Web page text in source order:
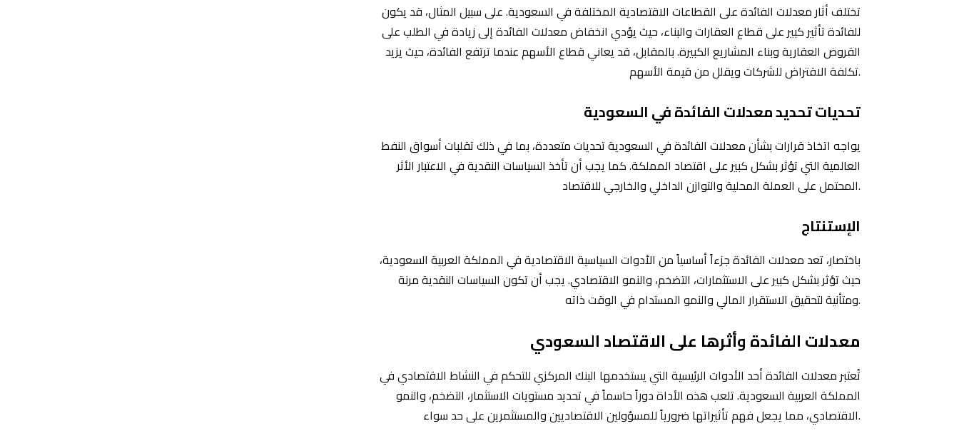
تختلف أثار معدلات الفائدة على القطاعات الاقتصادية المختلفة في السعودية. على سبيل المثال، قد يكون
للفائدة تأثير كبير على قطاع العقارات والبناء، حيث يؤدي انخفاض معدلات الفائدة إلى زيادة في الطلب على
القروض العقارية وبناء المشاريع الكبيرة. بالمقابل، قد يعاني قطاع الأسهم عندما ترتفع الفائدة، حيث يزيد
تكلفة الاقتراض للشركات ويقلل من قيمة الأسهم.
تحديات تحديد معدلات الفائدة في السعودية
يواجه اتخاذ قرارات بشأن معدلات الفائدة في السعودية تحديات متعددة، بما في ذلك تقلبات أسواق النفط
العالمية التي تؤثر بشكل كبير على اقتصاد المملكة. كما يجب أن تأخذ السياسات النقدية في الاعتبار الأثر
المحتمل على العملة المحلية والتوازن الداخلي والخارجي للاقتصاد.
الإستنتاج
باختصار، تعد معدلات الفائدة جزءاً أساسياً من الأدوات السياسية الاقتصادية في المملكة العربية السعودية،
حيث تؤثر بشكل كبير على الاستثمارات، التضخم، والنمو الاقتصادي. يجب أن تكون السياسات النقدية مرنة
ومتأنية لتحقيق الاستقرار المالي والنمو المستدام في الوقت ذاته.
معدلات الفائدة وأثرها على الاقتصاد السعودي
تُعتبر معدلات الفائدة أحد الأدوات الرئيسية التي يستخدمها البنك المركزي للتحكم في النشاط الاقتصادي في
المملكة العربية السعودية. تلعب هذه الأداة دوراً حاسماً في تحديد مستويات الاستثمار، التضخم، والنمو
الاقتصادي، مما يجعل فهم تأثيراتها ضرورياً للمسؤولين الاقتصاديين والمستثمرين على حد سواء.